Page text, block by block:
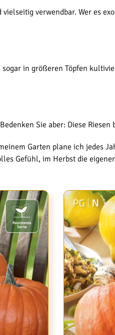
verwendbar. Wer es
in größeren Töpfen
Sie aber: Diese Riesen
Garten plane ich jedes
Gefühl, im Herbst die